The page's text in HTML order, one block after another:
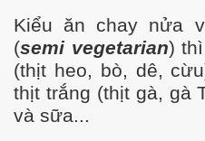
Kiểu ăn chay nửa
(semi vegetarian)
(thịt heo, bò, dê,
thịt trắng (thịt gà, gà
và sữa...